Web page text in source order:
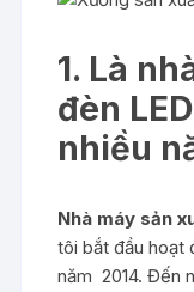
1. Là
đèn
nhiều
Nhà máy sản
tôi bắt đầu hoạt
năm 2014. Đến